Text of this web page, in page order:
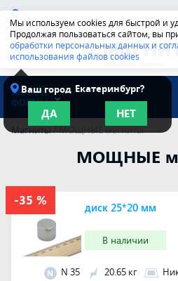
Мы используем cookies для быстрой и
Продолжая пользоваться сайтом, вы
обработки персональных данных и
использования файлов cookies
Челябинск
Ваш город Екатеринбург?
ДА НЕТ
ЛЮБОЙ
ФОРМЫ
Магниты/МОЩНЫЕ магниты
МОЩНЫЕ
В наличии
диск 25*20 мм
N N 35 20.65 кг